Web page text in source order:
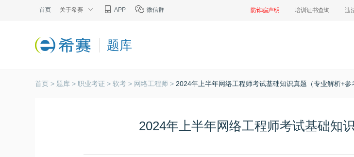
首页 关于希赛 APP 微信群 防诈骗声明 培训证书查询 违
题库
首页 > 题库 > 职业考证 > 软考 > 网络工程师 > 2024年上半年网络工程师考试基础知识真题（专业解析+参
2024年上半年网络工程师考试基础知